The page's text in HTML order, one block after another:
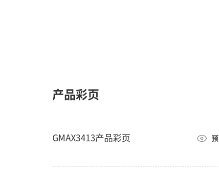
产品彩页
GMAX3413产品彩页